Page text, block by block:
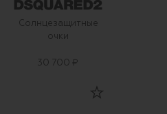
Солнцезащитные
очки
30 700 ₽